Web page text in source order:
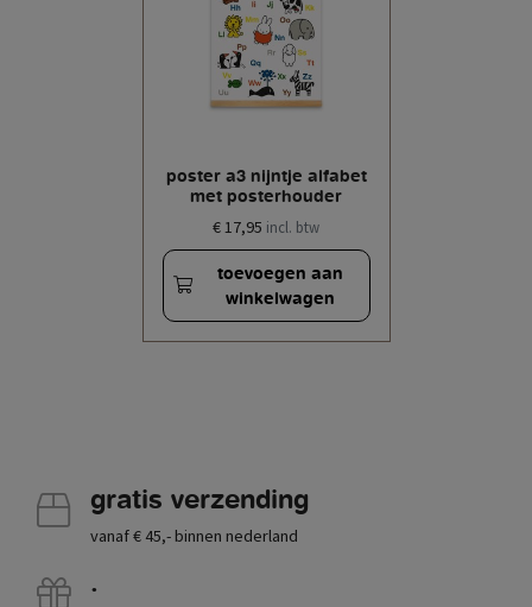
poster a3 nijntje alfabet
met posterhouder
€ 17,95 incl. btw
toevoegen aan
winkelwagen
gratis verzending
vanaf € 45,- binnen nederland
.